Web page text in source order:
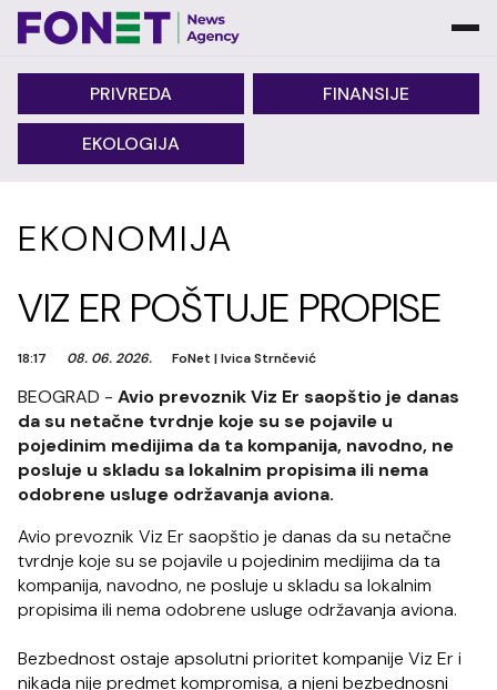
PRIVREDA FINANSIJE
EKOLOGIJA
EKONOMIJA
VIZ ER POŠTUJE PROPISE
18:17 08. 06. 2026. FoNet |Ivica Strnčević
BEOGRAD - Avio prevoznik Viz Er saopštio je danas
da su netačne tvrdnje koje su se pojavile u
pojedinim medijima da ta kompanija, navodno, ne
posluje u skladu sa lokalnim propisima ili nema
odobrene usluge održavanja aviona.
Avio prevoznik Viz Er saopštio je danas da su netačne
tvrdnje koje su se pojavile u pojedinim medijima da ta
kompanija, navodno, ne posluje u skladu sa lokalnim
propisima ili nema odobrene usluge održavanja aviona.
Bezbednost ostaje apsolutni prioritet kompanije Viz Er i
nikada nije predmet kompromisa, a njeni bezbednosni